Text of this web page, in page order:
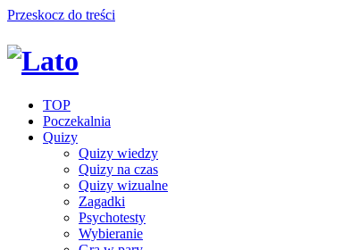
Przeskocz do treści
TOP
Poczekalnia
Quizy
Quizy wiedzy
Quizy na czas
Quizy wizualne
Zagadki
Psychotesty
Wybieranie